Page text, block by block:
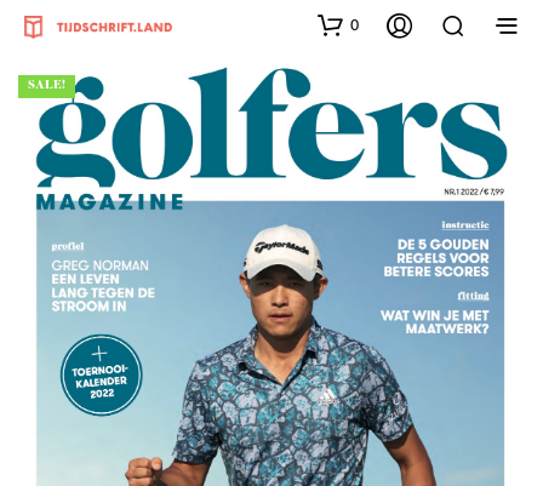
0
SALE!